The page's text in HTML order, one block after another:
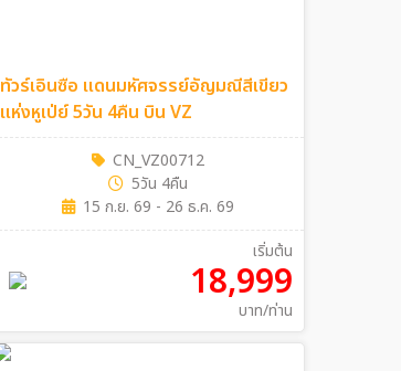
ทัวร์เอินซือ แดนมหัศจรรย์อัญมณีสีเขียว
แห่งหูเป่ย์ 5วัน 4คืน บิน VZ
CN_VZ00712
5วัน 4คืน
15 ก.ย. 69 - 26 ธ.ค. 69
เริ่มต้น
18,999
บาท/ท่าน